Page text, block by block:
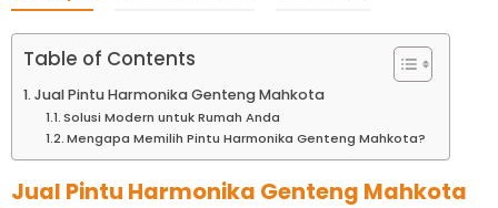
Table of Contents
Jual Pintu Harmonika Genteng Mahkota
Solusi Modern untuk Rumah Anda
Mengapa Memilih Pintu Harmonika Genteng Mahkota?
Jual Pintu Harmonika Genteng Mahkota